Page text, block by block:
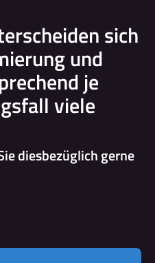
sich
und
je
viele
diesbezüglich gerne